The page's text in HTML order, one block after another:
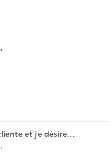
et je désire
sur videotron